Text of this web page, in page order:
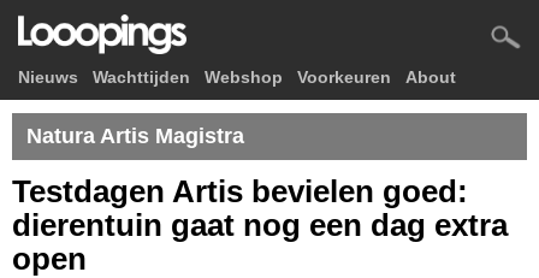
Nieuws Wachttijden Webshop Voorkeuren About
Natura Artis Magistra
Testdagen Artis bevielen goed:
dierentuin gaat nog een dag extra
open